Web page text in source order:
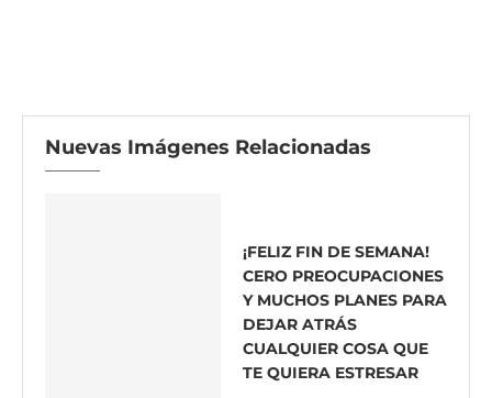
Nuevas Imágenes Relacionadas
¡FELIZ FIN DE SEMANA!
CERO PREOCUPACIONES
Y MUCHOS PLANES PARA
DEJAR ATRÁS
CUALQUIER COSA QUE
TE QUIERA ESTRESAR